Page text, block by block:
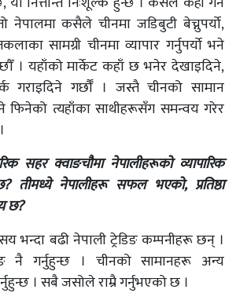
कसैले चीनमा जडिबुटी बेच्नुपर्यो,
सामग्री चीनमा व्यापार गर्नुपर्यो भने
। यहाँको मार्केट कहाँ छ भनेर देखाइदिने,
गराइदिने गर्छौँ । जस्तै चीनको सामान
फिनेको त्यहाँका साथीहरूसँग समन्वय गरेर
सहरक्वाङचौमा नेपालीहरूको व्यापारिक
नेपालीहरू सफल भएको, प्रतिष्ठा
छ?
भन्दा बढी नेपाली ट्रेडिङ कम्पनीहरू छन् ।
नै गर्नुहुन्छ । चीनको सामानहरू अन्य
। सबै जसोले राम्रै गर्नुभएको छ ।